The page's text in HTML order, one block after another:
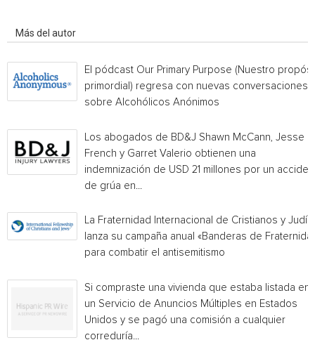
Más del autor
El pódcast Our Primary Purpose (Nuestro
primordial) regresa con nuevas conversaciones
sobre Alcohólicos Anónimos
Los abogados de BD&J Shawn McCann, Jesse
French y Garret Valerio obtienen una
indemnización de USD 21 millones por un
de grúa en...
La Fraternidad Internacional de Cristianos y
lanza su campaña anual «Banderas de
para combatir el antisemitismo
Si compraste una vivienda que estaba listada en
un Servicio de Anuncios Múltiples en Estados
Unidos y se pagó una comisión a cualquier
correduría...